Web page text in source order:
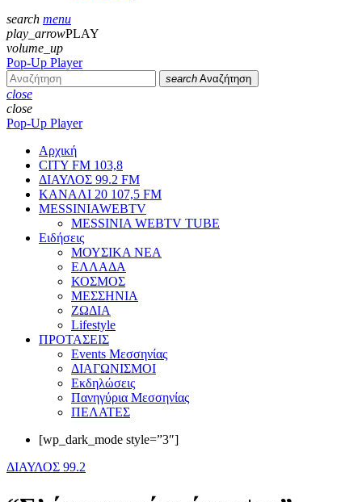
search menu
play_arrowPLAY
volume_up
Pop-Up Player
search Αναζήτηση
close
close
Pop-Up Player
Αρχική
CITY FM 103,8
ΔΙΑΥΛΟΣ 99.2 FM
ΚΑΝΑΛΙ 20 107,5 FM
MESSINIAWEBTV
MESSINIA WEBTV TUBE
Eιδήσεις
ΜΟΥΣΙΚΑ ΝΕΑ
ΕΛΛΑΔΑ
ΚΟΣΜΟΣ
ΜΕΣΣΗΝΙΑ
ΖΩΔΙΑ
Lifestyle
ΠΡΟΤΑΣΕΙΣ
Events Μεσσηνίας
ΔΙΑΓΩΝΙΣΜΟΙ
Εκδηλώσεις
Πανηγύρια Μεσσηνίας
ΠΕΛΑΤΕΣ
[wp_dark_mode style=”3″]
ΔΙΑΥΛΟΣ 99.2